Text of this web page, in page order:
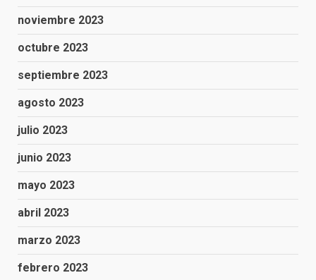
noviembre 2023
octubre 2023
septiembre 2023
agosto 2023
julio 2023
junio 2023
mayo 2023
abril 2023
marzo 2023
febrero 2023